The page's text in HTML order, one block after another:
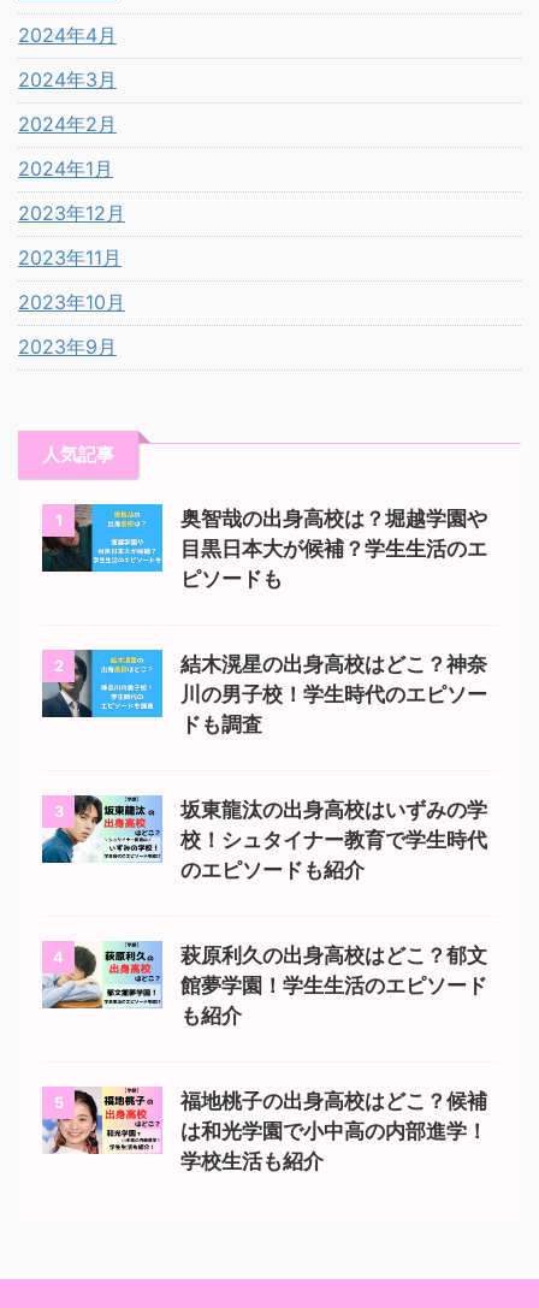
2024年4月
2024年3月
2024年2月
2024年1月
2023年12月
2023年11月
2023年10月
2023年9月
人気記事
1
奥智哉の出身高校は？堀越学園や
目黒日本大が候補？学生生活のエ
ピソードも
2
結木滉星の出身高校はどこ？神奈
川の男子校！学生時代のエピソー
ドも調査
3
坂東龍汰の出身高校はいずみの学
校！シュタイナー教育で学生時代
のエピソードも紹介
4
萩原利久の出身高校はどこ？郁文
館夢学園！学生生活のエピソード
も紹介
5
福地桃子の出身高校はどこ？候補
は和光学園で小中高の内部進学！
学校生活も紹介